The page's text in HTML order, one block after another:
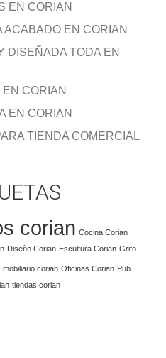
EN CORIAN
ACABADO EN CORIAN
DISEÑADA TODA EN
CORIAN
EN CORIAN
TIENDA COMERCIAL
corian Cocina Corian
Diseño Corian Escultura Corian Grifo
mobiliario corian Oficinas Corian Pub
tiendas corian